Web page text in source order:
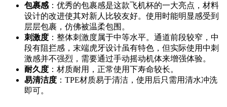
包裹感 ：优秀的包裹感是这款飞机杯的一大亮点，材料
设计的改进使其对新人比较友好。使用时能明显感受到
层层包裹，仿佛被温柔包围。
刺激度 ：整体刺激度属于中等水平。通道前段较窄，中
段有阻拦感，末端虎牙设计虽有特色，但实际使用中刺
激感并不强烈，需要通过手动摇动机体来增强体验。
耐久度 ：材质耐用，正常使用下寿命较长。
易清洁度 ：TPE材质易于清洁，使用后只需用清水冲洗
即可。